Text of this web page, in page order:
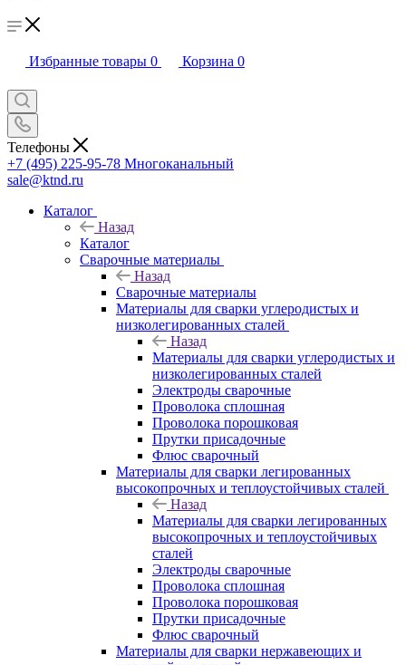
Избранные товары 0 Корзина 0
Телефоны
+7 (495) 225-95-78 Многоканальный
sale@ktnd.ru
Каталог
Назад
Каталог
Сварочные материалы
Назад
Сварочные материалы
Материалы для сварки углеродистых и
низколегированных сталей
Назад
Материалы для сварки углеродистых и
низколегированных сталей
Электроды сварочные
Проволока сплошная
Проволока порошковая
Прутки присадочные
Флюс сварочный
Материалы для сварки легированных
высокопрочных и теплоустойчивых сталей
Назад
Материалы для сварки легированных
высокопрочных и теплоустойчивых
сталей
Электроды сварочные
Проволока сплошная
Проволока порошковая
Прутки присадочные
Флюс сварочный
Материалы для сварки нержавеющих и